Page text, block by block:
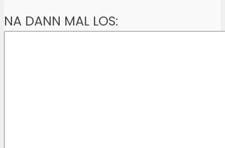
NA DANN MAL LOS: